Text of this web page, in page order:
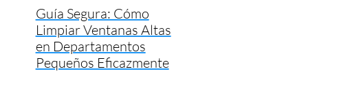
Guía Segura: Cómo
Limpiar Ventanas Altas
en Departamentos
Pequeños Eficazmente